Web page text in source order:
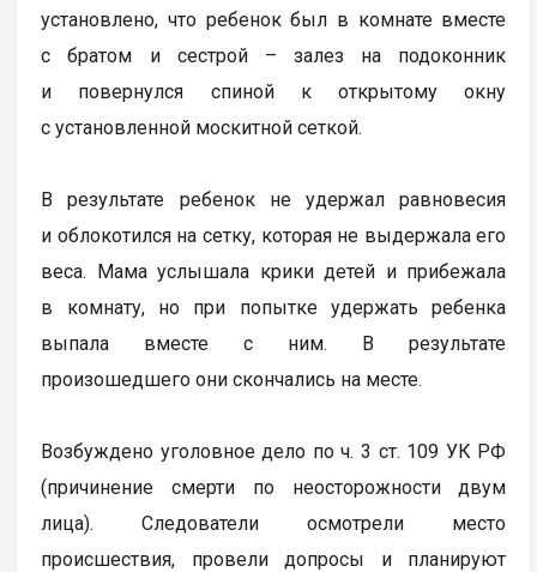
установлено, что ребенок был в комнате вместе
с братом и сестрой – залез на подоконник
и повернулся спиной к открытому окну
с установленной москитной сеткой.
В результате ребенок не удержал равновесия
и облокотился на сетку, которая не выдержала его
веса. Мама услышала крики детей и прибежала
в комнату, но при попытке удержать ребенка
выпала вместе с ним. В результате
произошедшего они скончались на месте.
Возбуждено уголовное дело по ч. 3 ст. 109 УК РФ
(причинение смерти по неосторожности двум
лица). Следователи осмотрели место
происшествия, провели допросы и планируют